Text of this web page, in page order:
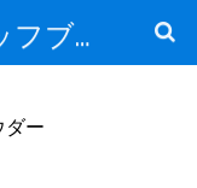
アイエスティスタッフブログ
ダー